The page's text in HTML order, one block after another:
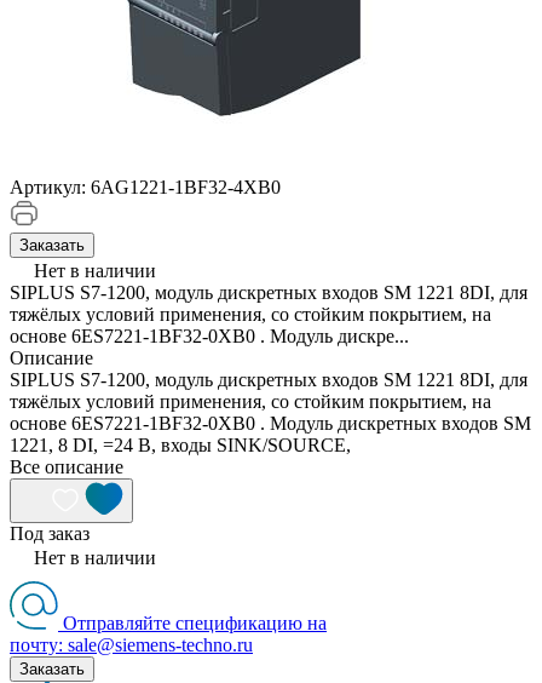
Артикул: 6AG1221-1BF32-4XB0
Заказать
Нет в наличии
SIPLUS S7-1200, модуль дискретных входов SM 1221 8DI, для
тяжёлых условий применения, со стойким покрытием, на
основе 6ES7221-1BF32-0XB0 . Модуль дискре...
Описание
SIPLUS S7-1200, модуль дискретных входов SM 1221 8DI, для
тяжёлых условий применения, со стойким покрытием, на
основе 6ES7221-1BF32-0XB0 . Модуль дискретных входов SM
1221, 8 DI, =24 В, входы SINK/SOURCE,
Все описание
Под заказ
Нет в наличии
Отправляйте спецификацию на
почту: sale@siemens-techno.ru
Заказать